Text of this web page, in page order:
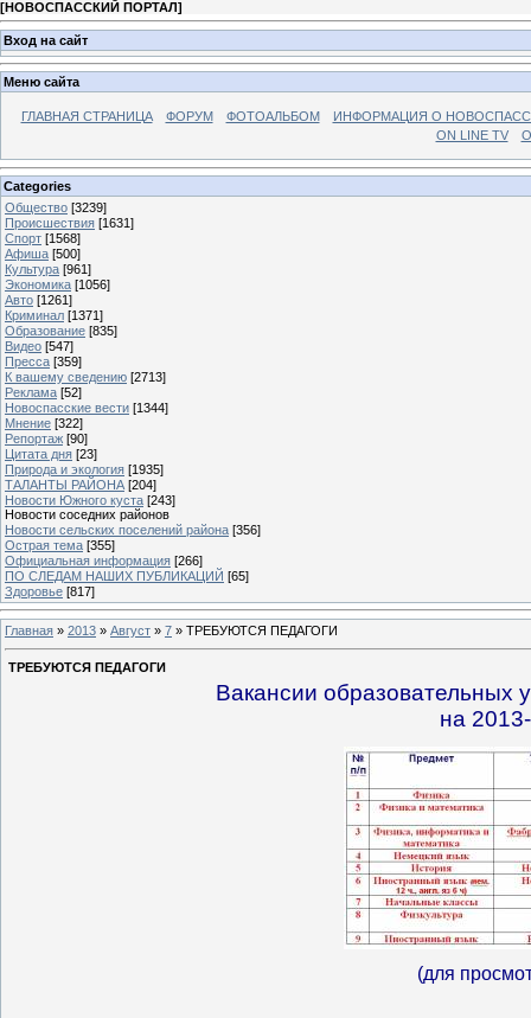
[НОВОСПАССКИЙ ПОРТАЛ]
Вход на сайт
Меню сайта
ГЛАВНАЯ СТРАНИЦА ФОРУМ ФОТОАЛЬБОМ
ИНФОРМАЦИЯ О
ON LINE TV
Categories
Общество [3239]
Происшествия [1631]
Спорт [1568]
Афиша [500]
Культура [961]
Экономика [1056]
Авто [1261]
Криминал [1371]
Образование [835]
Видео [547]
Пресса [359]
К вашему сведению [2713]
Реклама [52]
Новоспасские вести [1344]
Мнение [322]
Репортаж [90]
Цитата дня [23]
Природа и экология [1935]
ТАЛАНТЫ РАЙОНА [204]
Новости Южного куста [243]
Новости соседних районов
Новости сельских поселений района [356]
Острая тема [355]
Официальная информация [266]
ПО СЛЕДАМ НАШИХ ПУБЛИКАЦИЙ [65]
Здоровье [817]
Главная » 2013 » Август » 7 » ТРЕБУЮТСЯ ПЕДАГОГИ
ТРЕБУЮТСЯ ПЕДАГОГИ
Вакансии
на
(для